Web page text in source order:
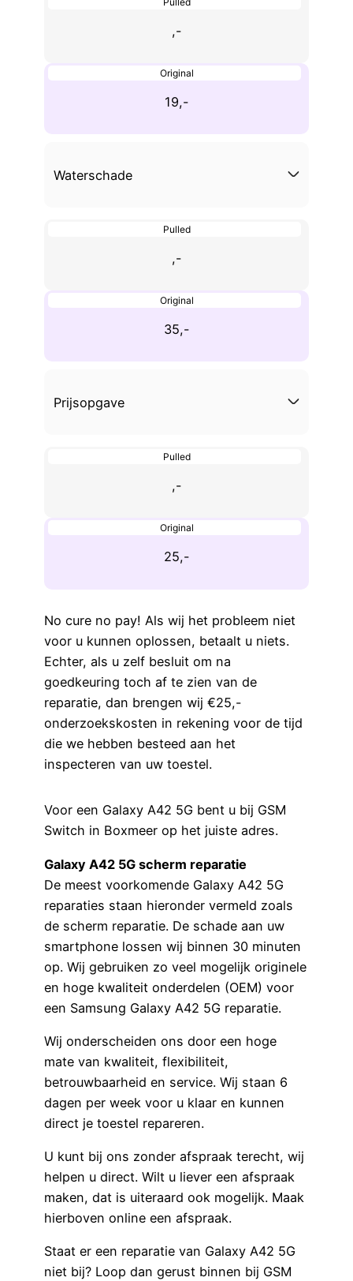
,-
Original
19,-
Waterschade
Pulled
,-
Original
35,-
Prijsopgave
Pulled
,-
Original
25,-
No cure no pay! Als wij het probleem niet
voor u kunnen oplossen, betaalt u niets.
Echter, als u zelf besluit om na
goedkeuring toch af te zien van de
reparatie, dan brengen wij €25,-
onderzoekskosten in rekening voor de tijd
die we hebben besteed aan het
inspecteren van uw toestel.
Voor een Galaxy A42 5G bent u bij GSM
Switch in Boxmeer op het juiste adres.
Galaxy A42 5G scherm reparatie
De meest voorkomende Galaxy A42 5G
reparaties staan hieronder vermeld zoals
de scherm reparatie. De schade aan uw
smartphone lossen wij binnen 30 minuten
op. Wij gebruiken zo veel mogelijk originele
en hoge kwaliteit onderdelen (OEM) voor
een Samsung Galaxy A42 5G reparatie.
Wij onderscheiden ons door een hoge
mate van kwaliteit, flexibiliteit,
betrouwbaarheid en service. Wij staan 6
dagen per week voor u klaar en kunnen
direct je toestel repareren.
U kunt bij ons zonder afspraak terecht, wij
helpen u direct. Wilt u liever een afspraak
maken, dat is uiteraard ook mogelijk. Maak
hierboven online een afspraak.
Staat er een reparatie van Galaxy A42 5G
niet bij? Loop dan gerust binnen bij GSM